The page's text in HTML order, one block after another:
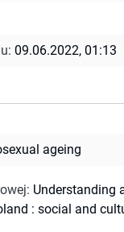
09.06.2022, 01:13
ageing
: Understanding
: social and